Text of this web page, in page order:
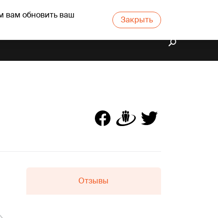
вам обновить ваш Закрыть
Отзывы